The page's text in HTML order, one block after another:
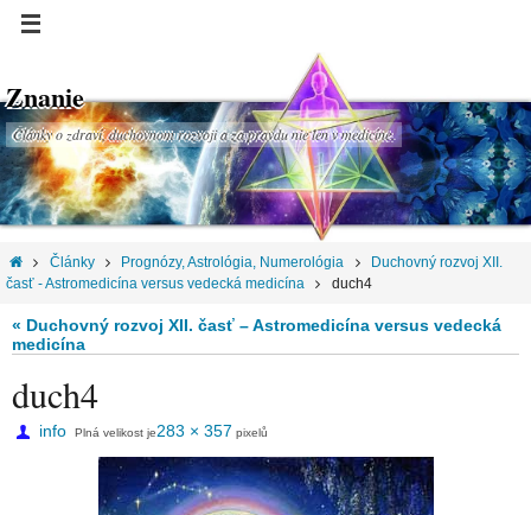
Znanie
Články o zdraví, duchovnom rozvoji a za pravdu nie len v medicíne.
Články Prognózy, Astrológia, Numerológia
Duchovný rozvoj XII.
časť - Astromedicína versus vedecká medicína
duch4
« Duchovný rozvoj XII. časť – Astromedicína versus vedecká
medicína
duch4
info Plná velikost je283 × 357 pixelů